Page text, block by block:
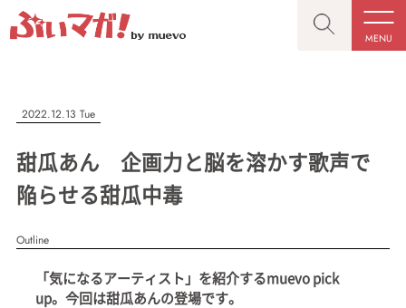
MENU
CLOSE
記事を検索する
人気ワード
#VTuber/VSinger #男性 #女性 #バ美肉 #男の娘
CLOSE
“推しへの応援を形にする”VTuber専門メディア
MENU
記事一覧
2022.12.13 Tue
甜瓜あん 企画力と脳を溶かす歌声で
陥らせる甜瓜中毒
Outline
「気になるアーティスト」を紹介するmuevo pick
up。今回は甜瓜あんの登場です。